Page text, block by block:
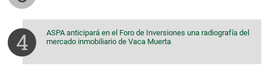
ASPA anticipará en el Foro de Inversiones una radiografía del
mercado inmobiliario de Vaca Muerta